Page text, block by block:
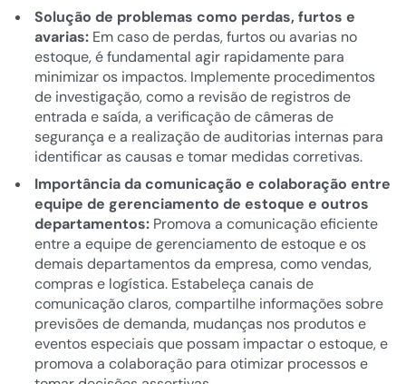
Solução de problemas como perdas, furtos e
avarias:Em caso de perdas, furtos ou avarias no
estoque, é fundamental agir rapidamente para
minimizar os impactos. Implemente procedimentos
de investigação, como a revisão de registros de
entrada e saída, a verificação de câmeras de
segurança e a realização de auditorias internas para
identificar as causas e tomar medidas corretivas.
Importância da comunicação e colaboração entre
equipe de gerenciamento de estoque e outros
departamentos:Promova a comunicação eficiente
entre a equipe de gerenciamento de estoque e os
demais departamentos da empresa, como vendas,
compras e logística. Estabeleça canais de
comunicação claros, compartilhe informações sobre
previsões de demanda, mudanças nos produtos e
eventos especiais que possam impactar o estoque, e
promova a colaboração para otimizar processos e